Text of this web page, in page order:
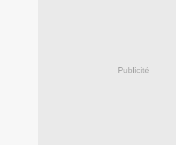
Publicité